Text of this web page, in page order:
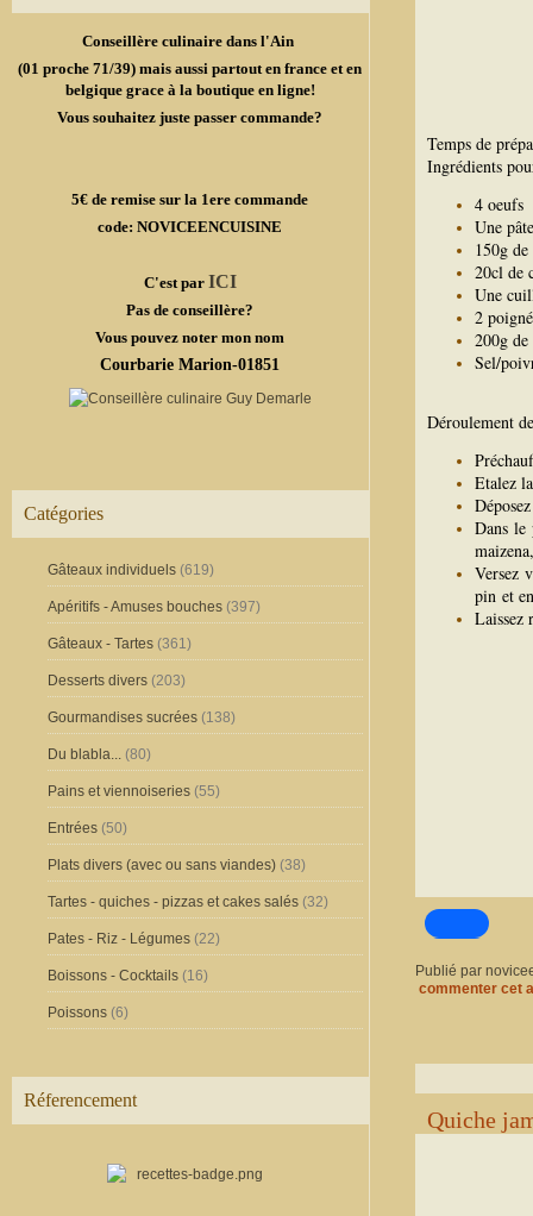
Conseillère culinaire dans l'Ain
(01 proche 71/39) mais aussi partout en france et en
belgique grace à la boutique en ligne!
Vous souhaitez juste passer commande?
5€ de remise sur la 1ere commande
code: NOVICEENCUISINE
C'est par ICI
Pas de conseillère?
Vous pouvez noter mon nom
Courbarie Marion-01851
Catégories
Gâteaux individuels (619)
Apéritifs - Amuses bouches (397)
Gâteaux - Tartes (361)
Desserts divers (203)
Gourmandises sucrées (138)
Du blabla... (80)
Pains et viennoiseries (55)
Entrées (50)
Plats divers (avec ou sans viandes) (38)
Tartes - quiches - pizzas et cakes salés (32)
Pates - Riz - Légumes (22)
Boissons - Cocktails (16)
Poissons (6)
Réferencement
Temps de
Ingrédients
4 oeufs
Une
150g
20cl de
Une
2
200g
Sel/
Déroulement
Etalez
Dans le
Versez
pin et
Laissez
Publié par
commenter cet
Quiche